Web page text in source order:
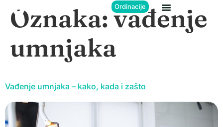
Ordinacije
Oznaka:vađenje
umnjaka
Vađenje umnjaka – kako, kada i zašto